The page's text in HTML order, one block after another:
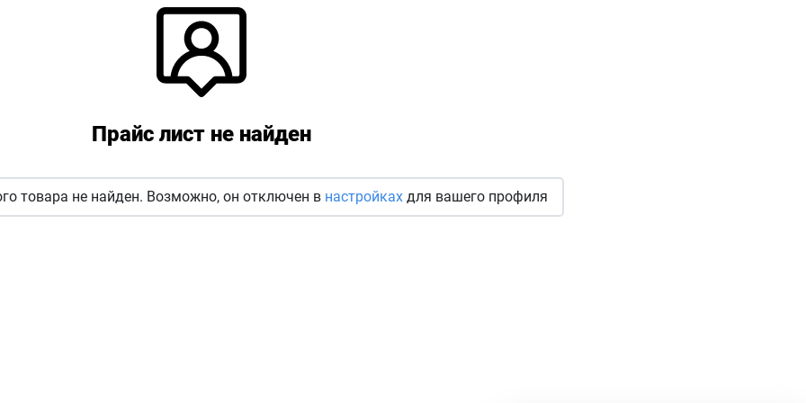
Прайс лист не найден
товара не найден. Возможно, он отключен в настройкахдля вашего профиля